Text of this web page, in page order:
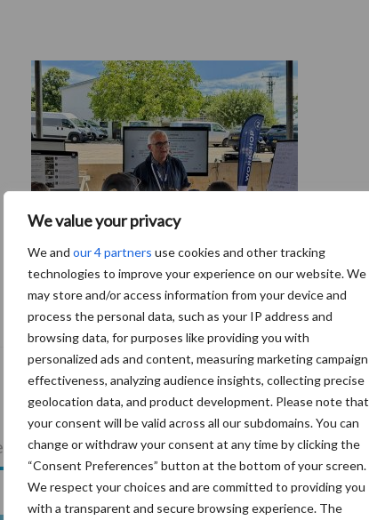
We value your privacy
We and our 4 partners use cookies and other tracking
technologies to improve your experience on our website. We
may store and/or access information from your device and
process the personal data, such as your IP address and
browsing data, for purposes like providing you with
personalized ads and content, measuring marketing campaign
effectiveness, analyzing audience insights, collecting precise
geolocation data, and product development. Please note that
your consent will be valid across all our subdomains. You can
change or withdraw your consent at any time by clicking the
“Consent Preferences” button at the bottom of your screen.
We respect your choices and are committed to providing you
with a transparent and secure browsing experience. The
Tien praktische tips voor een langere
levensduur
Veevoer Wet en regelgeving